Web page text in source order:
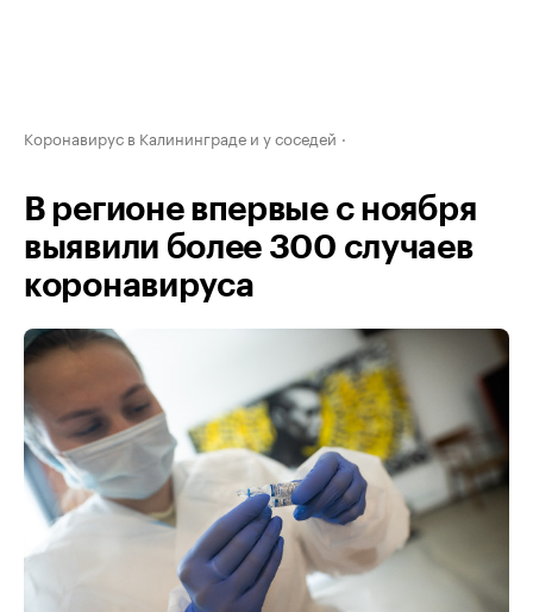
Коронавирус в Калининграде и у соседей
В регионе впервые с ноября
выявили более 300 случаев
коронавируса